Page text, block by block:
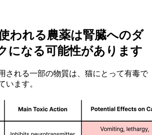
われる農薬は腎臓へのダ
になる可能性があります
される一部の物質は、猫にとって有毒で
います。